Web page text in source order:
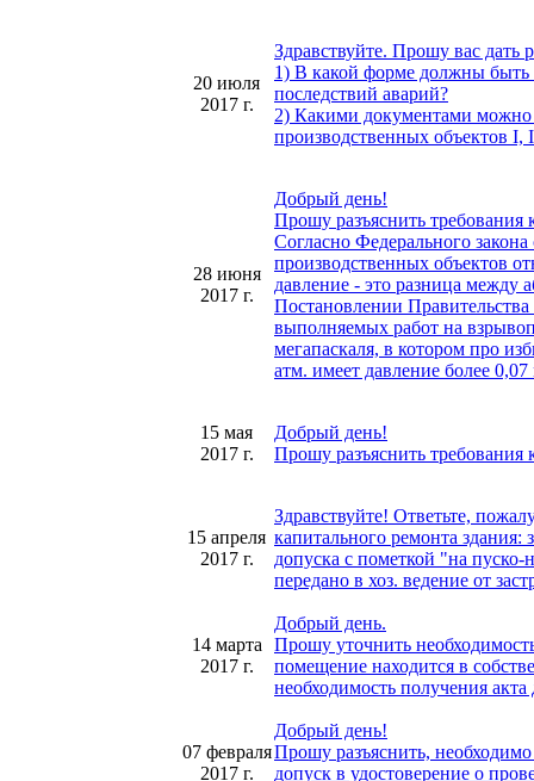
20 июля
2017 г.
Здравствуйте. Прошу вас
1) В какой форме должны быть
последствий аварий?
2) Какими документами можно
производственных объектов I,
28 июня
2017 г.
Добрый день!
Прошу разъяснить
Согласно Федерального
производственных объектов
давление - это разница между
Постановлении
выполняемых работ на
мегапаскаля, в котором про
атм. имеет давление более
15 мая
2017 г.
Добрый день!
Прошу разъяснить
15 апреля
2017 г.
Здравствуйте! Ответьте,
капитального ремонта
допуска с пометкой "на
передано в хоз. ведение от
14 марта
2017 г.
Добрый день.
Прошу уточнить
помещение находится в
необходимость получения
07 февраля
2017 г.
Добрый день!
Прошу разъяснить,
допуск в удостоверение о